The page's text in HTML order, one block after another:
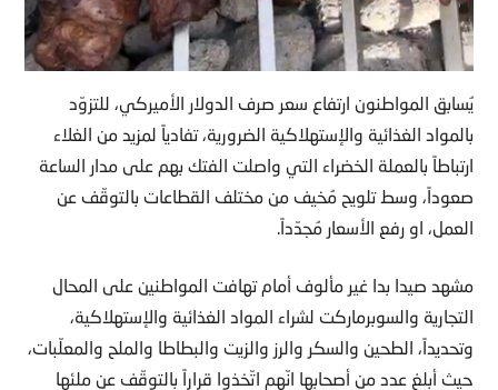
يُسابق المواطنون ارتفاع سعر صرف الدولار الأميركي، للتزوّد
بالمواد الغذائية والإستهلاكية الضرورية، تفادياً لمزيد من الغلاء
ارتباطاً بالعملة الخضراء التي واصلت الفتك بهم على مدار الساعة
صعوداً، وسط تلويح مُخيف من مختلف القطاعات بالتوقّف عن
العمل، او رفع الأسعار مُجدّداً.
مشهد صيدا بدا غير مألوف أمام تهافت المواطنين على المحال
التجارية والسوبرماركت لشراء المواد الغذائية والإستهلاكية،
وتحديداً، الطحين والسكر والرز والزيت والبطاطا والملح والمعلّبات،
حيث أبلغ عدد من أصحابها انّهم اتّخذوا قراراً بالتوقّف عن ملئها